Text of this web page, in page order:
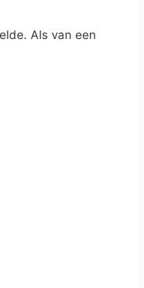
Als van een